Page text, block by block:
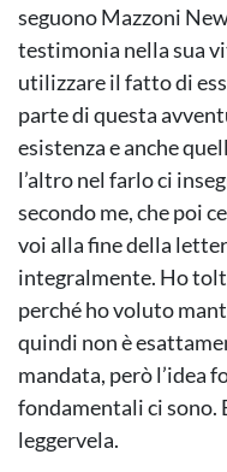
seguono Mazzoni
testimonia nella sua
utilizzare il fatto di
parte di questa
esistenza e anche
l’altro nel farlo ci
secondo me, che poi
voi alla fine della
integralmente. Ho
perché ho voluto
quindi non è
mandata, però l’idea
fondamentali ci sono.
leggervela.